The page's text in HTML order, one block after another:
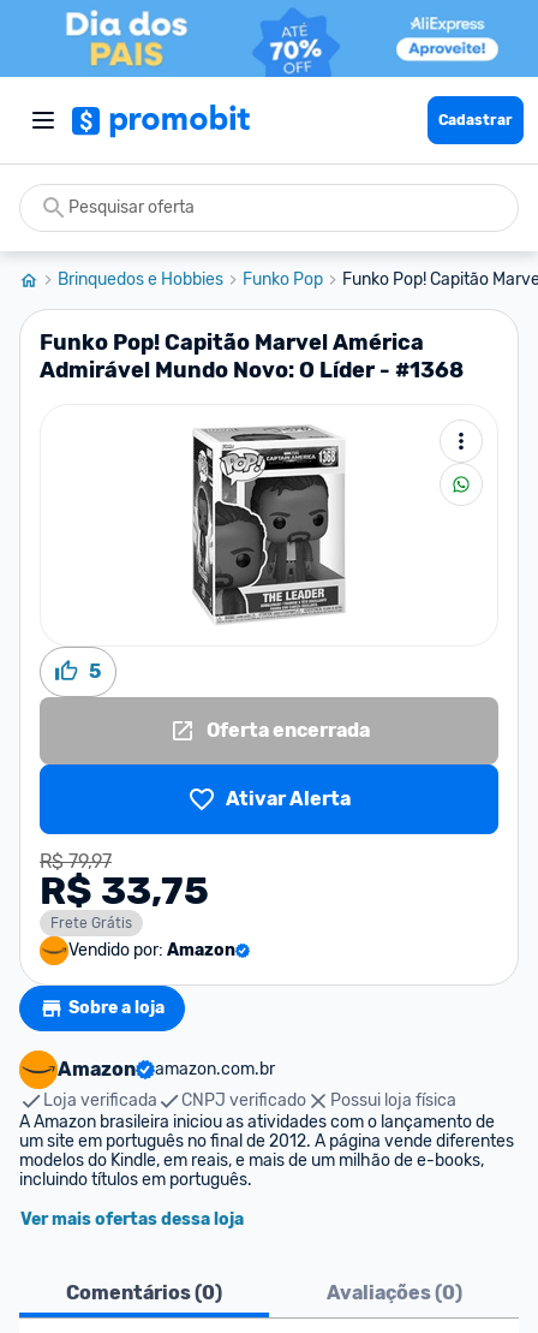
Cadastrar
Brinquedos e Hobbies Funko Pop Funko Pop! Capitão
Funko Pop! Capitão Marvel América
Admirável Mundo Novo: O Líder - #1368
5
Oferta encerrada
Ativar Alerta
R$ 79,97
R$ 33,75
Frete Grátis
Vendido por: Amazon
Sobre a loja
Amazon
amazon.com.br
Loja verificada
CNPJ verificado
Possui loja física
A Amazon brasileira iniciou as atividades com o lançamento de
um site em português no final de 2012. A página vende diferentes
modelos do Kindle, em reais, e mais de um milhão de e-books,
incluindo títulos em português.
Ver mais ofertas dessa loja
Comentários (0) Avaliações (0)